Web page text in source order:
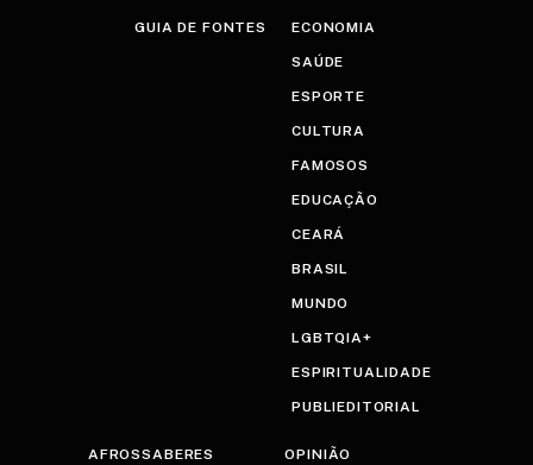
GUIA DE FONTES ECONOMIA
SAÚDE
ESPORTE
CULTURA
FAMOSOS
EDUCAÇÃO
CEARÁ
BRASIL
MUNDO
LGBTQIA+
ESPIRITUALIDADE
PUBLIEDITORIAL
AFROSSABERES
OPINIÃO